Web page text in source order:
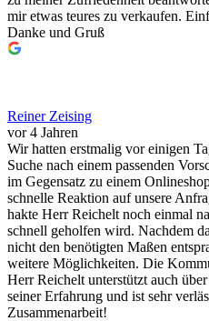
mir etwas teures zu verkaufen.
Danke und Gruß
Reiner Zeising
vor 4 Jahren
Wir hatten erstmalig vor einigen
Suche nach einem passenden
im Gegensatz zu einem
schnelle Reaktion auf unsere
hakte Herr Reichelt noch einmal
schnell geholfen wird. Nachdem
nicht den benötigten Maßen
weitere Möglichkeiten. Die
Herr Reichelt unterstützt auch
seiner Erfahrung und ist sehr
Zusammenarbeit!